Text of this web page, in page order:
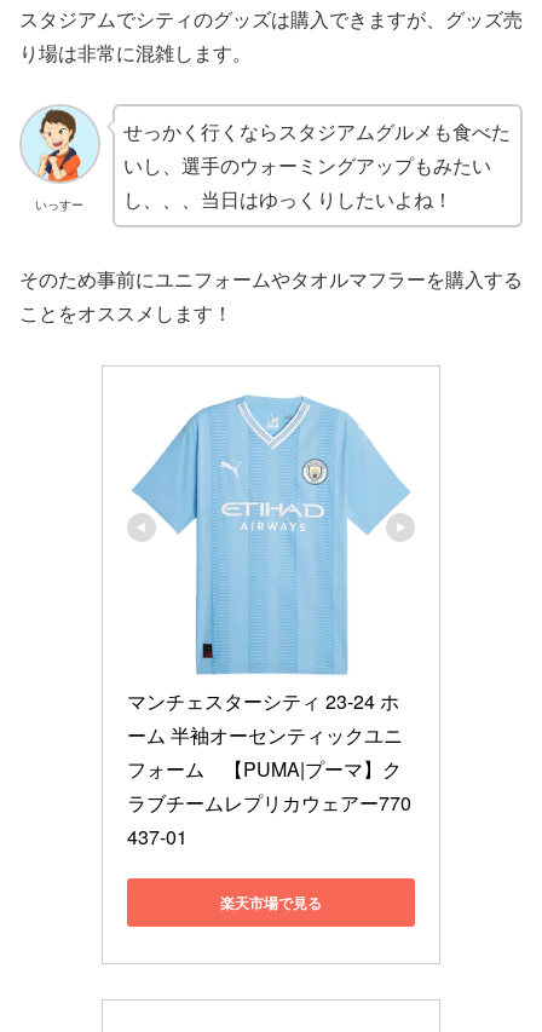
スタジアムでシティのグッズは購入できますが、グッズ売
り場は非常に混雑します。
いっすー
せっかく行くならスタジアムグルメも食べた
いし、選手のウォーミングアップもみたい
し、、、当日はゆっくりしたいよね！
そのため事前にユニフォームやタオルマフラーを購入する
ことをオススメします！
マンチェスターシティ 23-24 ホ
ーム 半袖オーセンティックユニ
フォーム　【PUMA|プーマ】ク
ラブチームレプリカウェアー770
437-01
楽天市場で見る